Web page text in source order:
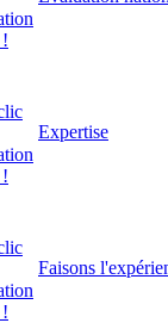
Expertise
Faisons